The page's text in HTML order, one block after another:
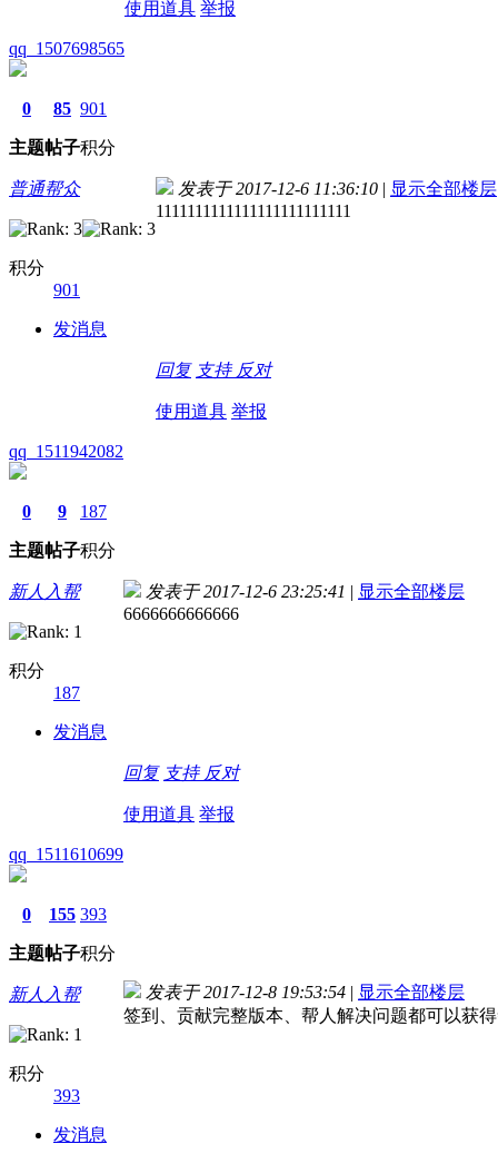
使用道具 举报
qq_1507698565
0
主题
85
帖子
901
积分
普通帮众
积分
901
发消息
发表于 2017-12-6 11:36:10 | 显示全部楼层
1111111111111111111111111
回复 支持 反对
使用道具 举报
qq_1511942082
0
主题
9
帖子
187
积分
新人入帮
积分
187
发消息
发表于 2017-12-6 23:25:41 | 显示全部楼层
6666666666666
回复 支持 反对
使用道具 举报
qq_1511610699
0
主题
155
帖子
393
积分
新人入帮
积分
393
发消息
发表于 2017-12-8 19:53:54 | 显示全部楼层
签到、贡献完整版本、帮人解决问题都可以获